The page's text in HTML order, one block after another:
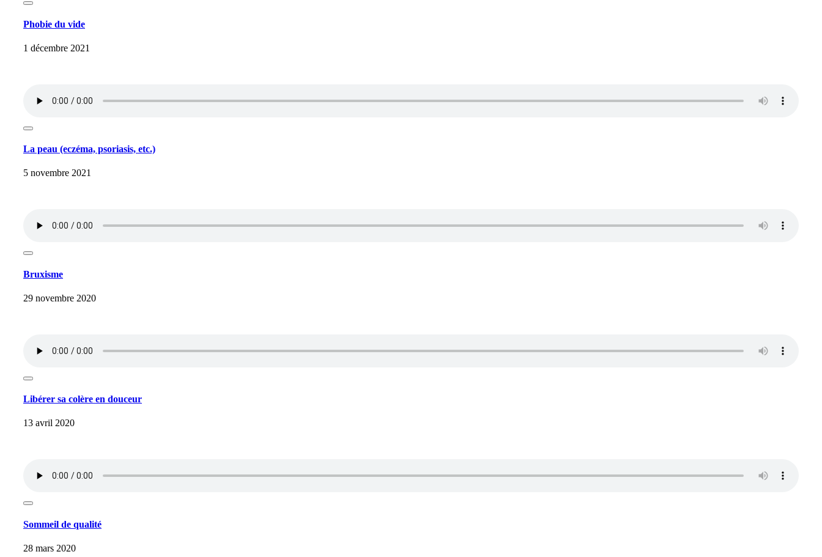
Phobie du vide
1 décembre 2021
La peau (eczéma, psoriasis, etc.)
5 novembre 2021
Bruxisme
29 novembre 2020
Libérer sa colère en douceur
13 avril 2020
Sommeil de qualité
28 mars 2020